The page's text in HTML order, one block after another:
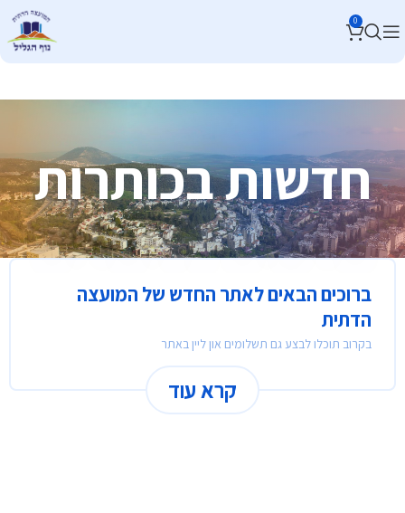
0
חדשות בכותרות
ברוכים הבאים לאתר החדש של המועצה
הדתית
בקרוב תוכלו לבצע גם תשלומים און ליין באתר
קרא עוד